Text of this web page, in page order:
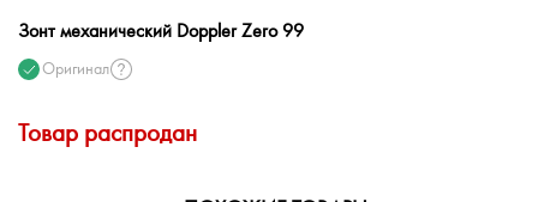
Зонт механический Doppler Zero 99
Оригинал
Товар распродан